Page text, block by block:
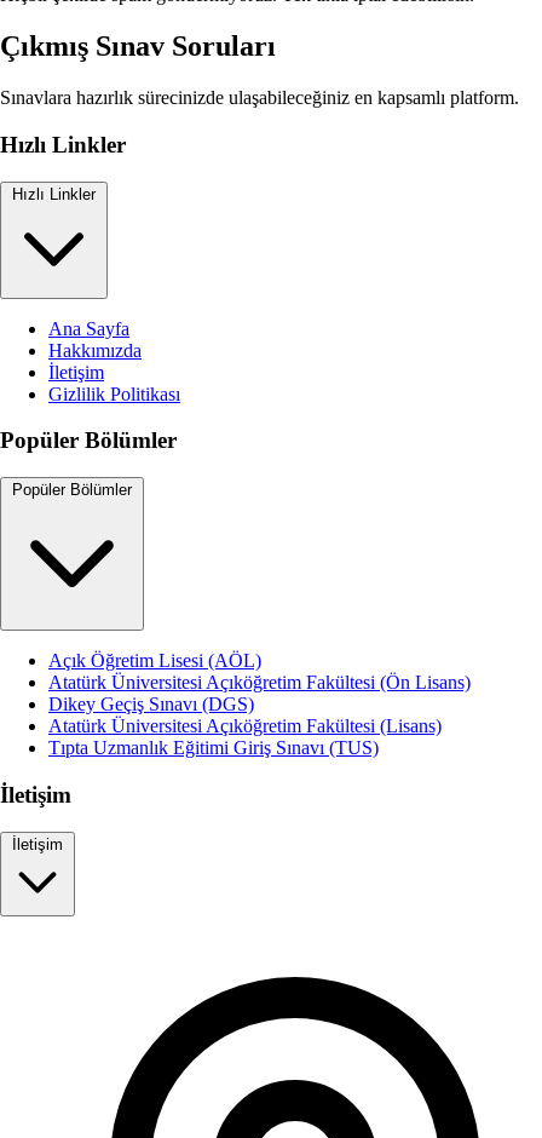
Çıkmış Sınav Soruları
Sınavlara hazırlık sürecinizde ulaşabileceğiniz en kapsamlı platform.
Hızlı Linkler
Hızlı Linkler
Ana Sayfa
Hakkımızda
İletişim
Gizlilik Politikası
Popüler Bölümler
Popüler Bölümler
Açık Öğretim Lisesi (AÖL)
Atatürk Üniversitesi Açıköğretim Fakültesi (Ön Lisans)
Dikey Geçiş Sınavı (DGS)
Atatürk Üniversitesi Açıköğretim Fakültesi (Lisans)
Tıpta Uzmanlık Eğitimi Giriş Sınavı (TUS)
İletişim
İletişim